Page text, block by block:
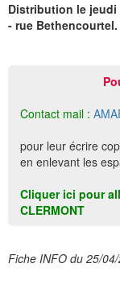
Distribution le jeudi
- rue Bethencourtel.
Contact mail :
pour leur écrire
en enlevant les
Cliquer ici pour
CLERMONT
Fiche INFO du 25/